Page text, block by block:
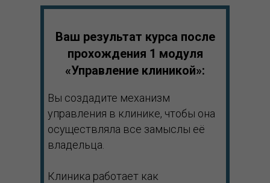
Ваш результат курса после
прохождения 1 модуля
«Управление клиникой»:
Вы создадите механизм
управления в клинике, чтобы она
осуществляла все замыслы её
владельца.
Клиника работает как